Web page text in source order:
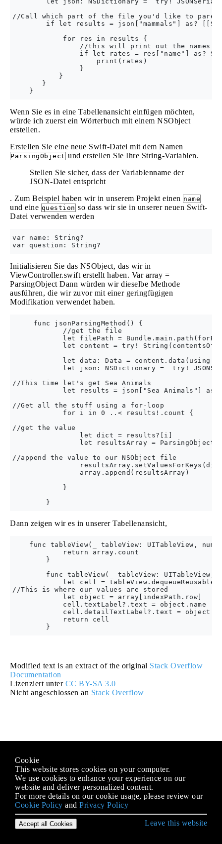
//Call which part of the file you'd like to pare
if let results = json["mammals"] as?
            for res in results {
//this will print out the names
if let rates = res["name"] as?
                    print(rates)
                }
           }
       }
Wenn Sie es in eine Tabellenansicht einfügen möchten,
würde ich zuerst ein Wörterbuch mit einem NSObject
erstellen.
Erstellen Sie eine neue Swift-Datei mit dem Namen
ParsingObject und erstellen Sie Ihre String-Variablen.
Stellen Sie sicher, dass der Variablenname der
JSON-Datei entspricht
. Zum Beispiel haben wir in unserem Projekt einen name
und eine question so dass wir sie in unserer neuen Swift-
Datei verwenden werden
var name: String?
Initialisieren Sie das NSObject, das wir in
ViewController.swift erstellt haben. Var array =
ParsingObject Dann würden wir dieselbe Methode
ausführen, die wir zuvor mit einer geringfügigen
Modifikation verwendet haben.
     func jsonParsingMethod() {
            //get the file
let filePath =
let content = try!
let data: Data = content.data(using:
let json: NSDictionary =  try!
//This time let's get Sea Animals
let results = json["Sea Animals"]
//Get all the stuff using a for-loop
            for i in 0 ..< results!.count {
//get the value
                let dict = results?[i]
let resultsArray =
//append the value to our NSObject file
                array.append(resultsArray)
            }
Dann zeigen wir es in unserer Tabellenansicht,
func tableView(_ tableView: UITableView,
            return array.count
        }
func tableView(_ tableView: UITableView,
let cell =
//This is where our values are stored
            let object = array[indexPath.row]
            cell.textLabel?.text = object.name
cell.detailTextLabel?.text =
            return cell
Modified text is an extract of the original Stack Overflow
Documentation
Lizenziert unter CC BY-SA 3.0
Nicht angeschlossen an Stack Overflow
Cookie
This website stores cookies on your computer.
We use cookies to enhance your experience on our
website and deliver personalized content.
For more details on our cookie usage, please review our
Cookie Policy and Privacy Policy
Accept all Cookies Leave this website